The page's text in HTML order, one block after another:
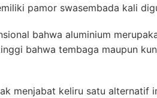
pamor swasembada kali
bahwa aluminium
bahwa tembaga maupun
menjabat keliru satu alternatif